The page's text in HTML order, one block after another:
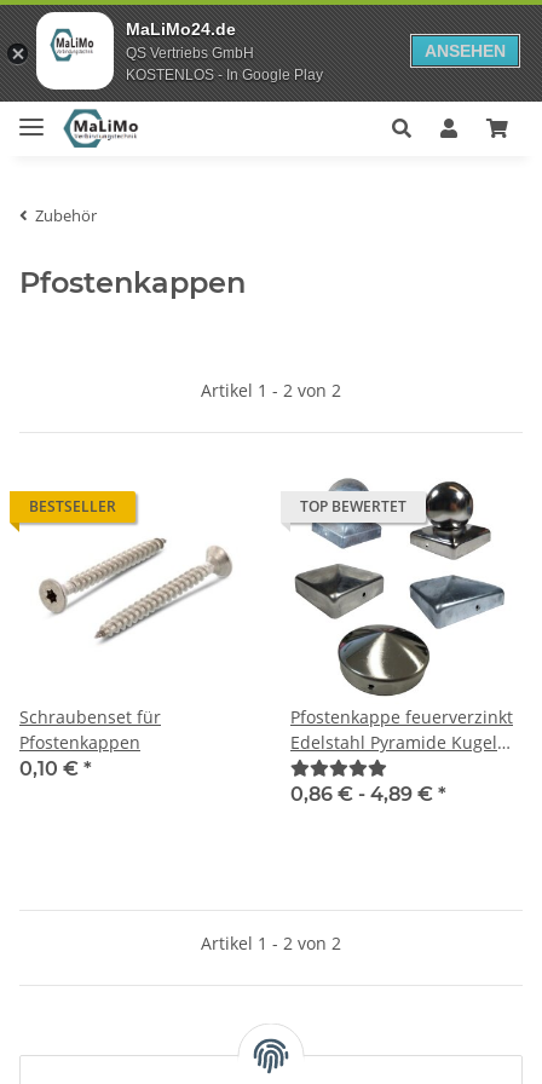
MaLiMo24.de
QS Vertriebs GmbH
KOSTENLOS - In Google Play
ANSEHEN
Zubehör
Pfostenkappen
Artikel 1 - 2 von 2
BESTSELLER
Schraubenset für
Pfostenkappen
0,10 € *
TOP BEWERTET
Pfostenkappe feuerverzinkt
Edelstahl Pyramide Kugel
zur Auswahl
0,86 € - 4,89 € *
Artikel 1 - 2 von 2